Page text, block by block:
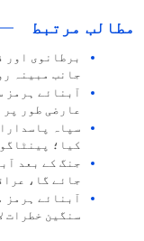
مطالب مرتبط
برطانوی اور
جانب مبینہ
آبنائے ہرمز
عارضی طور پر
سپاہ
کیا؛
جنگ کے بعد
جائے گا،
آبنائے ہرمز
سنگین خطرات